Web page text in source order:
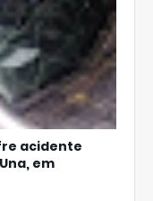
acidente
em